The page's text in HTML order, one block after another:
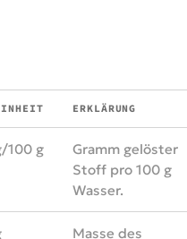
ERKLÄRUNG
100 g
Gramm gelöster
Stoff pro 100 g
Wasser.
Masse des